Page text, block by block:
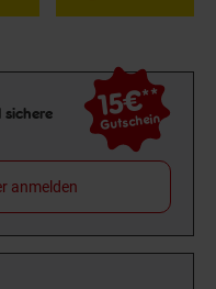
sichere
15€**
Gutschein
anmelden